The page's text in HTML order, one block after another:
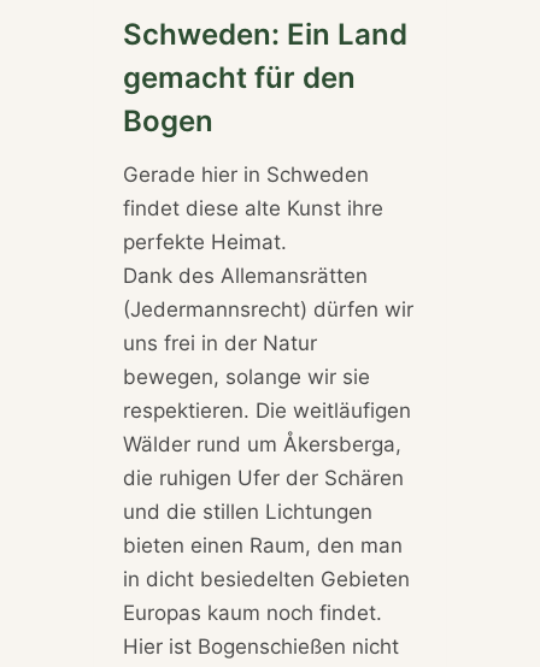
Schweden: Ein Land
gemacht für den
Bogen
Gerade hier in Schweden
findet diese alte Kunst ihre
perfekte Heimat.
Dank des Allemansrätten
(Jedermannsrecht) dürfen wir
uns frei in der Natur
bewegen, solange wir sie
respektieren. Die weitläufigen
Wälder rund um Åkersberga,
die ruhigen Ufer der Schären
und die stillen Lichtungen
bieten einen Raum, den man
in dicht besiedelten Gebieten
Europas kaum noch findet.
Hier ist Bogenschießen nicht